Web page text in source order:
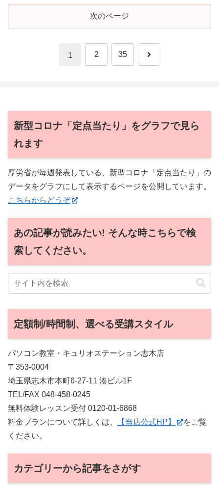
次のページ
1 2 35 次
新型コロナ「定点当たり」をグラフで見ら
れます
厚労省が毎週発表している、新型コロナ「定点当たり」の
データをグラフにして表示するページを公開しています。
こちらからどうぞ
あの記事が読みたい! そんな時こちらで検
索してください。
定額制/時間制、選べる受講スタイル
パソコン教室・キュリオステーション志木店
〒353-0004
埼玉県志木市本町6-27-11 湊ビル1F
TEL/FAX 048-458-0245
無料体験レッスン受付 0120-01-6868
料金プランについて詳しくは、
【当店公式HP】
をご覧
ください。
カテゴリーから記事をさがす